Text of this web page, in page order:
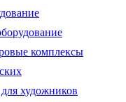
комплексы
художников